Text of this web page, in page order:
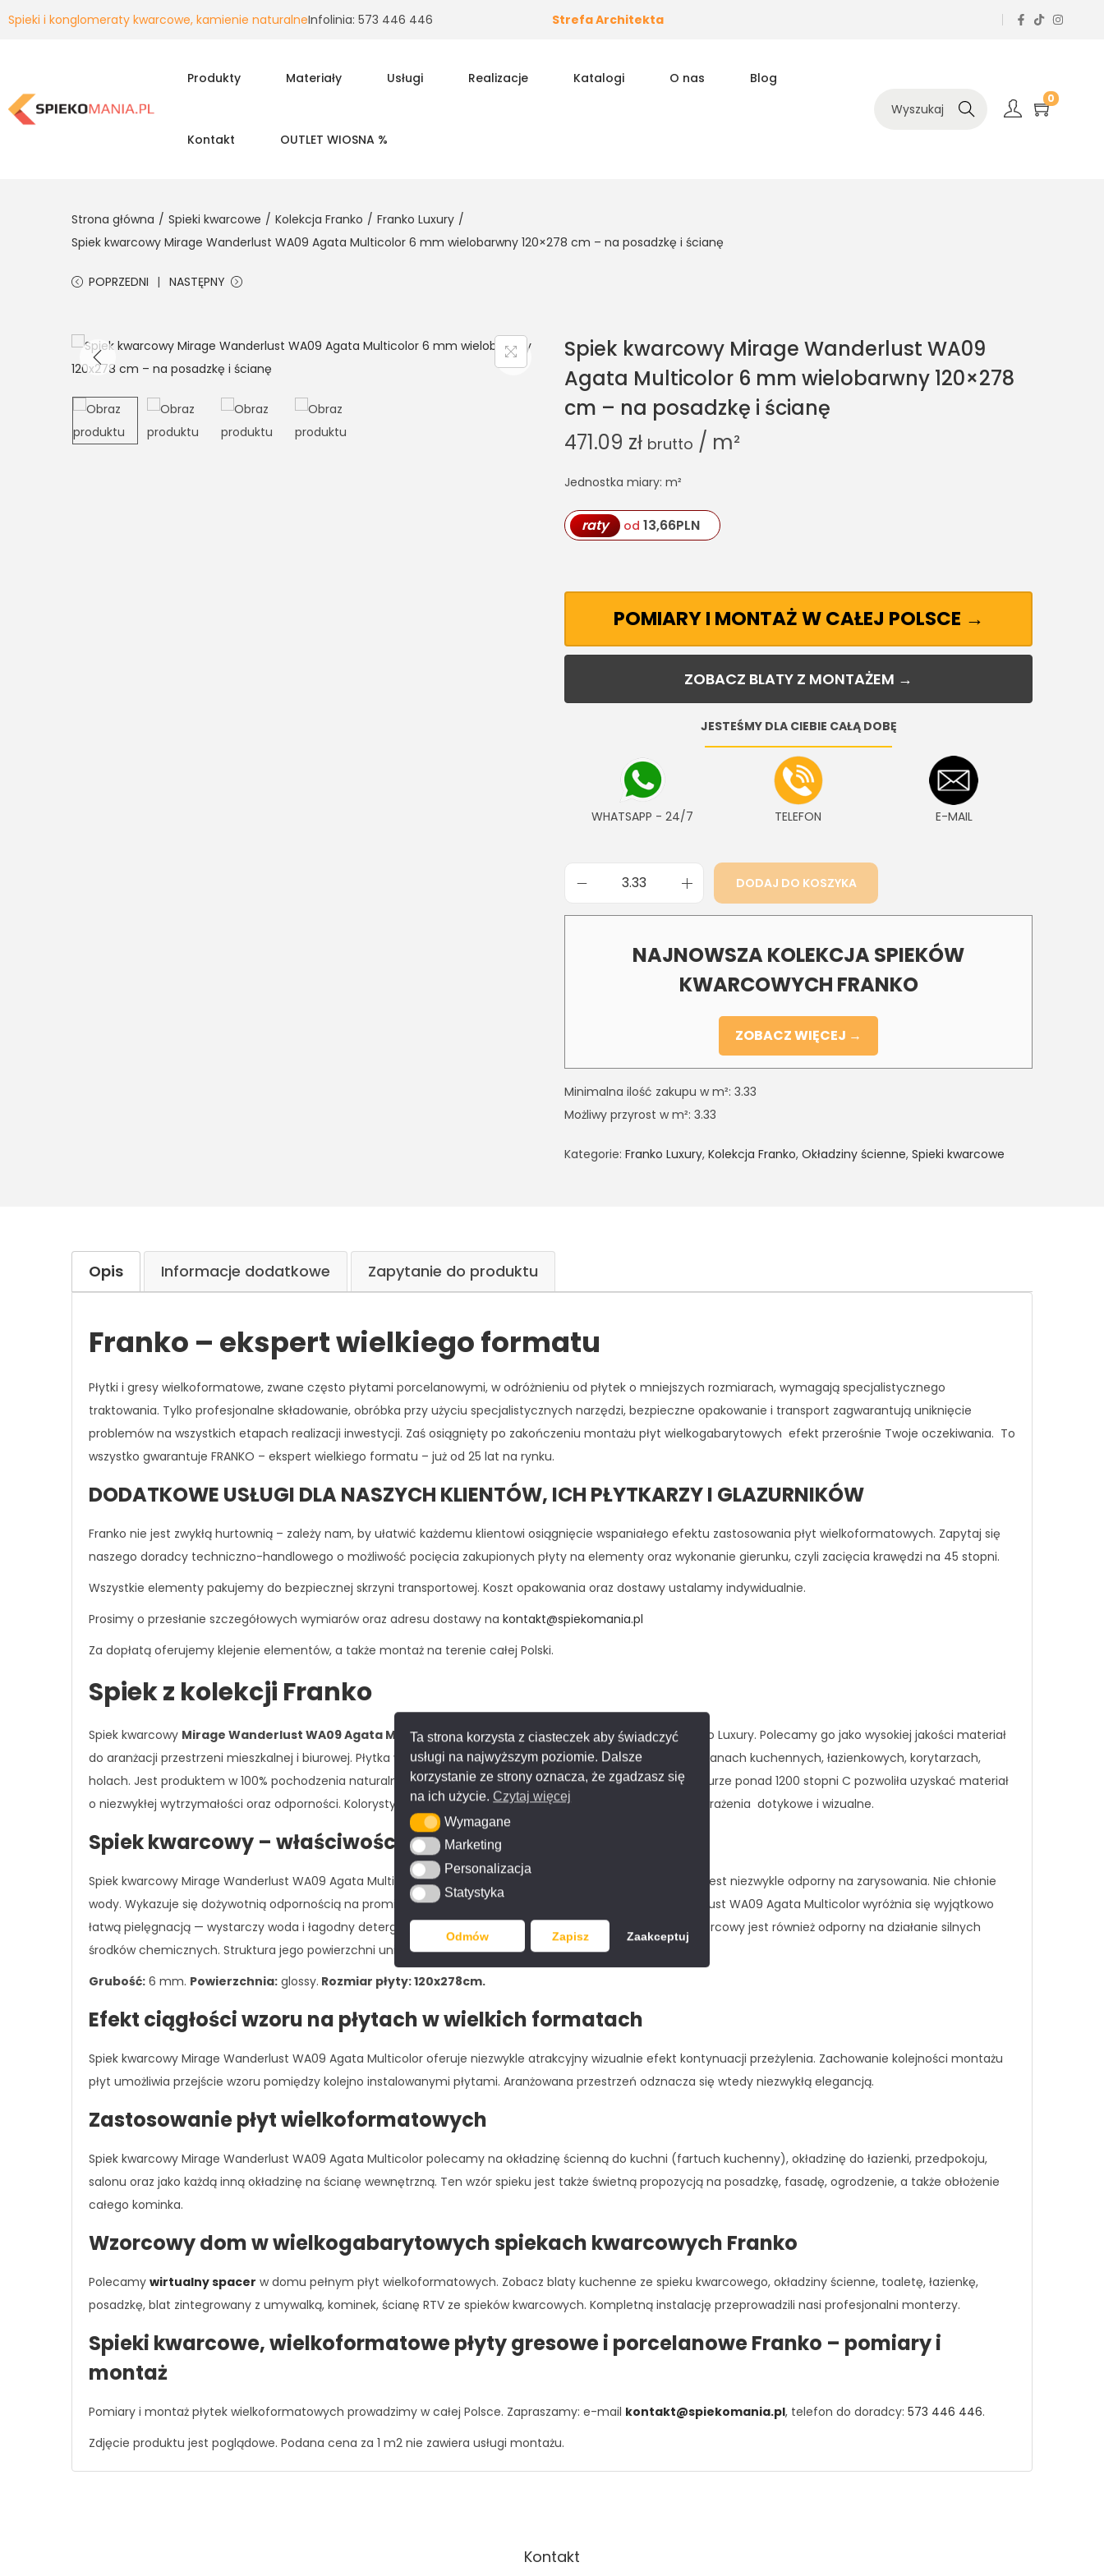
Ta strona korzysta z ciasteczek aby świadczyć
usługi na najwyższym poziomie. Dalsze
korzystanie ze strony oznacza, że zgadzasz się
na ich użycie. Czytaj więcej
WymaganeWymagane
MarketingMarketing
Personalizacja
Personalizacja
StatystykaStatystyka
Odmów Zapisz Zaakceptuj
Spieki i konglomeraty kwarcowe, kamienie naturalneInfolinia: 573 446 446 Strefa Architekta
Produkty Materiały Usługi Realizacje Katalogi O nas Blog
Kontakt OUTLET WIOSNA %
Szukaj
0
Strona główna / Spieki kwarcowe / Kolekcja Franko / Franko Luxury /
Spiek kwarcowy Mirage Wanderlust WA09 Agata Multicolor 6 mm wielobarwny 120×278 cm – na posadzkę i ścianę
POPRZEDNI NASTĘPNY
Spiek kwarcowy Mirage Wanderlust WA09
Agata Multicolor 6 mm wielobarwny 120×278
cm – na posadzkę i ścianę
471.09 zł brutto / m²
Jednostka miary: m²
raty od 13,66PLN
POMIARY I MONTAŻ W CAŁEJ POLSCE →
ZOBACZ BLATY Z MONTAŻEM →
JESTEŚMY DLA CIEBIE CAŁĄ DOBĘ
WHATSAPP - 24/7 TELEFON E-MAIL
DODAJ DO KOSZYKA
NAJNOWSZA KOLEKCJA SPIEKÓW
KWARCOWYCH FRANKO
ZOBACZ WIĘCEJ →
Minimalna ilość zakupu w m²: 3.33
Możliwy przyrost w m²: 3.33
Kategorie: Franko Luxury, Kolekcja Franko, Okładziny ścienne, Spieki kwarcowe
Opis Informacje dodatkowe Zapytanie do produktu
Franko – ekspert wielkiego formatu
Płytki i gresy wielkoformatowe, zwane często płytami porcelanowymi, w odróżnieniu od płytek o mniejszych rozmiarach, wymagają specjalistycznego
traktowania. Tylko profesjonalne składowanie, obróbka przy użyciu specjalistycznych narzędzi, bezpieczne opakowanie i transport zagwarantują uniknięcie
problemów na wszystkich etapach realizacji inwestycji. Zaś osiągnięty po zakończeniu montażu płyt wielkogabarytowych efekt przerośnie Twoje oczekiwania. To
wszystko gwarantuje FRANKO – ekspert wielkiego formatu – już od 25 lat na rynku.
DODATKOWE USŁUGI DLA NASZYCH KLIENTÓW, ICH PŁYTKARZY I GLAZURNIKÓW
Franko nie jest zwykłą hurtownią – zależy nam, by ułatwić każdemu klientowi osiągnięcie wspaniałego efektu zastosowania płyt wielkoformatowych. Zapytaj się
naszego doradcy techniczno-handlowego o możliwość pocięcia zakupionych płyty na elementy oraz wykonanie gierunku, czyli zacięcia krawędzi na 45 stopni.
Wszystkie elementy pakujemy do bezpiecznej skrzyni transportowej. Koszt opakowania oraz dostawy ustalamy indywidualnie.
Prosimy o przesłanie szczegółowych wymiarów oraz adresu dostawy na kontakt@spiekomania.pl
Za dopłatą oferujemy klejenie elementów, a także montaż na terenie całej Polski.
Spiek z kolekcji Franko
Spiek kwarcowy Mirage Wanderlust WA09 Agata Multicoloro grubości 6 mm z najnowszej kolekcji Franko Luxury. Polecamy go jako wysokiej jakości materiał
do aranżacji przestrzeni mieszkalnej i biurowej. Płytka wielkoformatowa idealnie sprawdzi się zwłaszcza na ścianach kuchennych, łazienkowych, korytarzach,
holach. Jest produktem w 100% pochodzenia naturalnego. Zaawansowana technologia obróbki w temperaturze ponad 1200 stopni C pozwoliła uzyskać materiał
o niezwykłej wytrzymałości oraz odporności. Kolorystyka, wzór i faktura powierzchni zapewniają wyjątkowe wrażenia dotykowe i wizualne.
Spiek kwarcowy – właściwości
Spiek kwarcowy Mirage Wanderlust WA09 Agata Multicolor odznacza się znakomitą odpornością na plamy. Jest niezwykle odporny na zarysowania. Nie chłonie
wody. Wykazuje się dożywotnią odpornością na promieniowanie UV, a jego odcień nie blednie. Spiek Wanderlust WA09 Agata Multicolorwyróżnia się wyjątkowo
łatwą pielęgnacją — wystarczy woda i łagodny detergent, a powierzchnia nie ulega odbarwieniom. Spiek kwarcowy jest również odporny na działanie silnych
środków chemicznych. Struktura jego powierzchni uniemożliwia rozwój pleśni, bakterii i grzybów.
Grubość: 6 mm. Powierzchnia: glossy. Rozmiar płyty: 120x278cm.
Efekt ciągłości wzoru na płytach w wielkich formatach
Spiek kwarcowy Mirage Wanderlust WA09 Agata Multicolor oferuje niezwykle atrakcyjny wizualnie efekt kontynuacji przeżylenia. Zachowanie kolejności montażu
płyt umożliwia przejście wzoru pomiędzy kolejno instalowanymi płytami. Aranżowana przestrzeń odznacza się wtedy niezwykłą elegancją.
Zastosowanie płyt wielkoformatowych
Spiek kwarcowy Mirage Wanderlust WA09 Agata Multicolor polecamy na okładzinę ścienną do kuchni (fartuch kuchenny), okładzinę do łazienki, przedpokoju,
salonu oraz jako każdą inną okładzinę na ścianę wewnętrzną. Ten wzór spieku jest także świetną propozycją na posadzkę, fasadę, ogrodzenie, a także obłożenie
całego kominka.
Wzorcowy dom w wielkogabarytowych spiekach kwarcowych Franko
Polecamy wirtualny spacer w domu pełnym płyt wielkoformatowych. Zobacz blaty kuchenne ze spieku kwarcowego, okładziny ścienne, toaletę, łazienkę,
posadzkę, blat zintegrowany z umywalką, kominek, ścianę RTV ze spieków kwarcowych. Kompletną instalację przeprowadzili nasi profesjonalni monterzy.
Spieki kwarcowe, wielkoformatowe płyty gresowe i porcelanowe Franko – pomiary i
montaż
Pomiary i montaż płytek wielkoformatowych prowadzimy w całej Polsce. Zapraszamy: e-mail kontakt@spiekomania.pl, telefon do doradcy: 573 446 446.
Zdjęcie produktu jest poglądowe. Podana cena za 1 m2 nie zawiera usługi montażu.
Kontakt